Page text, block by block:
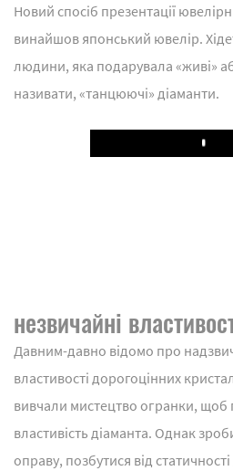
Новий спосіб презентації
винайшов японський ювелір.
людини, яка подарувала «живі»
називати, «танцюючі» діаманти.
Play
незвичайні
Давним-давно відомо про
властивості дорогоцінних
вивчали мистецтво огранки, щоб
властивість діаманта. Однак
оправу, позбутися від